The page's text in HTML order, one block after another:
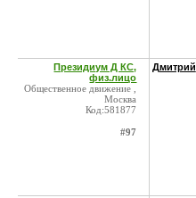
Президиум Д КС,
физ.лицо
Общественное движение ,
Москва
Код:581877
#97
Дмитрий